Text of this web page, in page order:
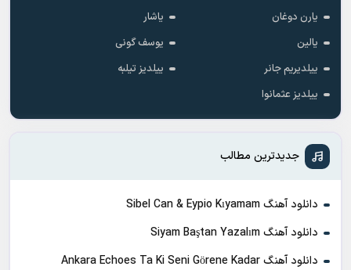
یارن دوغان
یاشار
یالین
یوسف گونی
ییلدیریم جانر
ییلدیز تیلبه
ییلدیز عثمانوا
جدیدترین مطالب
دانلود آهنگ Sibel Can & Eypio Kıyamam
دانلود آهنگ Siyam Baştan Yazalım
دانلود آهنگ Ankara Echoes Ta Ki Seni Görene Kadar